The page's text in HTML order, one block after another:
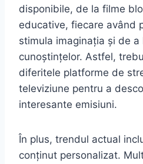
disponibile, de la filme
educative, fiecare având
stimula imaginația și de a
cunoștințelor. Astfel,
diferitele platforme de
televiziune pentru a
interesante emisiuni.
În plus, trendul actual
conținut personalizat.